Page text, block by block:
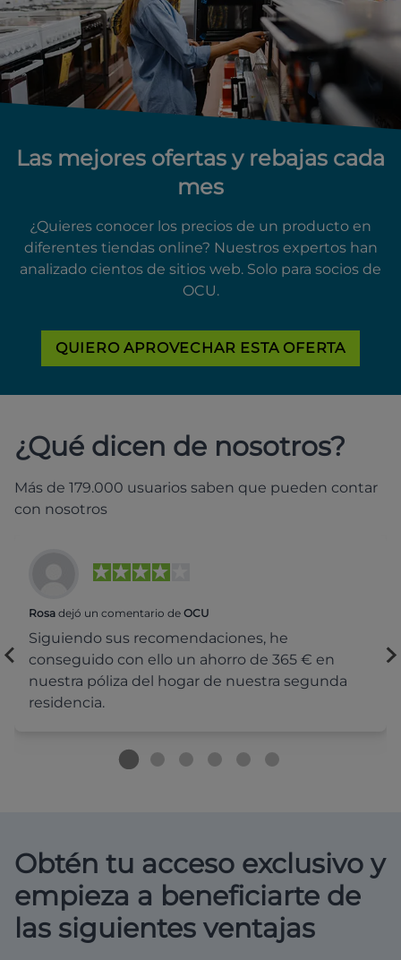
Las mejores ofertas y rebajas cada
mes
¿Quieres conocer los precios de un producto en
diferentes tiendas online? Nuestros expertos han
analizado cientos de sitios web. Solo para socios de
OCU.
QUIERO APROVECHAR ESTA OFERTA
¿Qué dicen de nosotros?
Más de 179.000 usuarios saben que pueden contar
con nosotros
Rosa dejó un comentario de OCU
Siguiendo sus recomendaciones, he
conseguido con ello un ahorro de 365 € en
nuestra póliza del hogar de nuestra segunda
residencia.
Obtén tu acceso exclusivo y
empieza a beneficiarte de
las siguientes ventajas